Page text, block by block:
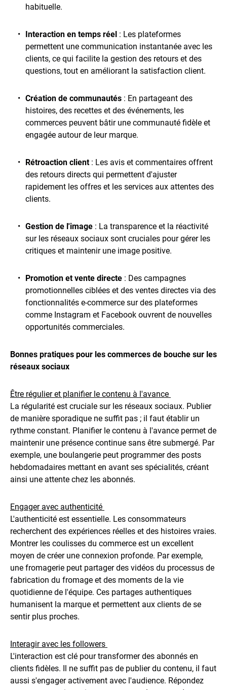
habituelle.
Interaction en temps réel : Les plateformes
permettent une communication instantanée avec les
clients, ce qui facilite la gestion des retours et des
questions, tout en améliorant la satisfaction client.
Création de communautés : En partageant des
histoires, des recettes et des événements, les
commerces peuvent bâtir une communauté fidèle et
engagée autour de leur marque.
Rétroaction client : Les avis et commentaires offrent
des retours directs qui permettent d'ajuster
rapidement les offres et les services aux attentes des
clients.
Gestion de l'image : La transparence et la réactivité
sur les réseaux sociaux sont cruciales pour gérer les
critiques et maintenir une image positive.
Promotion et vente directe : Des campagnes
promotionnelles ciblées et des ventes directes via des
fonctionnalités e-commerce sur des plateformes
comme Instagram et Facebook ouvrent de nouvelles
opportunités commerciales.
Bonnes pratiques pour les commerces de bouche sur les
réseaux sociaux
Être régulier et planifier le contenu à l'avance
La régularité est cruciale sur les réseaux sociaux. Publier
de manière sporadique ne suffit pas ; il faut établir un
rythme constant. Planifier le contenu à l'avance permet de
maintenir une présence continue sans être submergé. Par
exemple, une boulangerie peut programmer des posts
hebdomadaires mettant en avant ses spécialités, créant
ainsi une attente chez les abonnés.
Engager avec authenticité
L'authenticité est essentielle. Les consommateurs
recherchent des expériences réelles et des histoires vraies.
Montrer les coulisses du commerce est un excellent
moyen de créer une connexion profonde. Par exemple,
une fromagerie peut partager des vidéos du processus de
fabrication du fromage et des moments de la vie
quotidienne de l'équipe. Ces partages authentiques
humanisent la marque et permettent aux clients de se
sentir plus proches.
Interagir avec les followers
L'interaction est clé pour transformer des abonnés en
clients fidèles. Il ne suffit pas de publier du contenu, il faut
aussi s'engager activement avec l'audience. Répondez